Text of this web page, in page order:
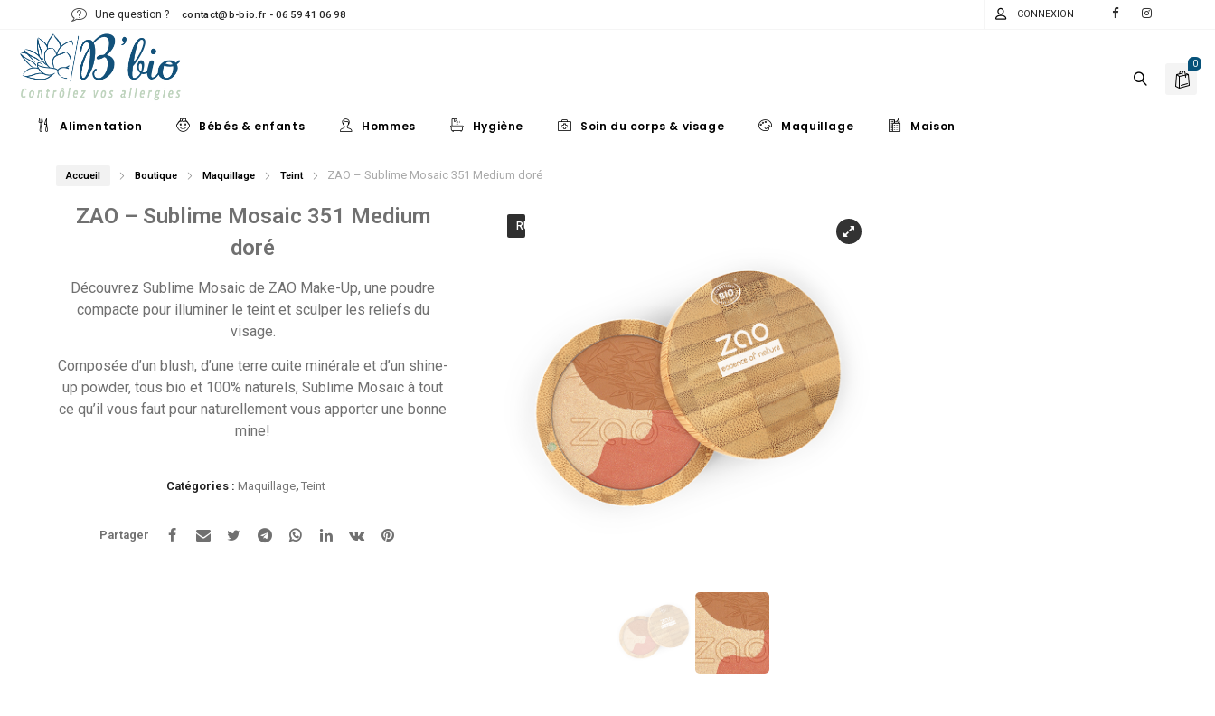
Une question ? contact@b-bio.fr - 06 59 41 06 98 CONNEXION
0
Alimentation Bébés & enfants Hommes Hygiène Soin du corps & visage Maquillage Maison
Accueil Boutique Maquillage Teint ZAO – Sublime Mosaic 351 Medium doré
ZAO – Sublime Mosaic 351 Medium
doré
Découvrez Sublime Mosaic de ZAO Make-Up, une poudre
compacte pour illuminer le teint et sculper les reliefs du
visage.
Composée d’un blush, d’une terre cuite minérale et d’un shine-
up powder, tous bio et 100% naturels, Sublime Mosaic à tout
ce qu’il vous faut pour naturellement vous apporter une bonne
mine!
RUPTURE DE STOCK
Catégories : Maquillage,Teint
Partager